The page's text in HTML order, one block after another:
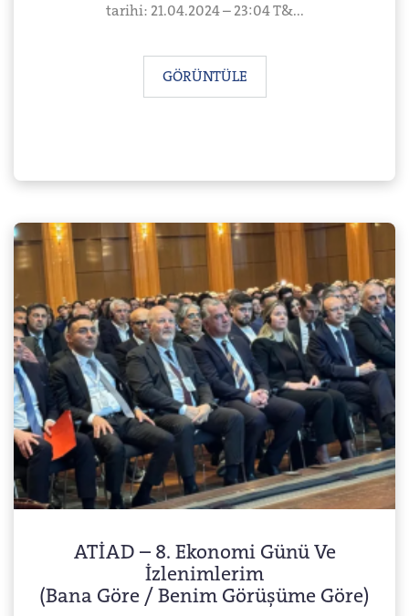
tarihi: 21.04.2024 – 23:04 T&...
GÖRÜNTÜLE
ATİAD – 8. Ekonomi Günü Ve
İzlenimlerim
(bana Göre / Benim Görüşüme Göre)